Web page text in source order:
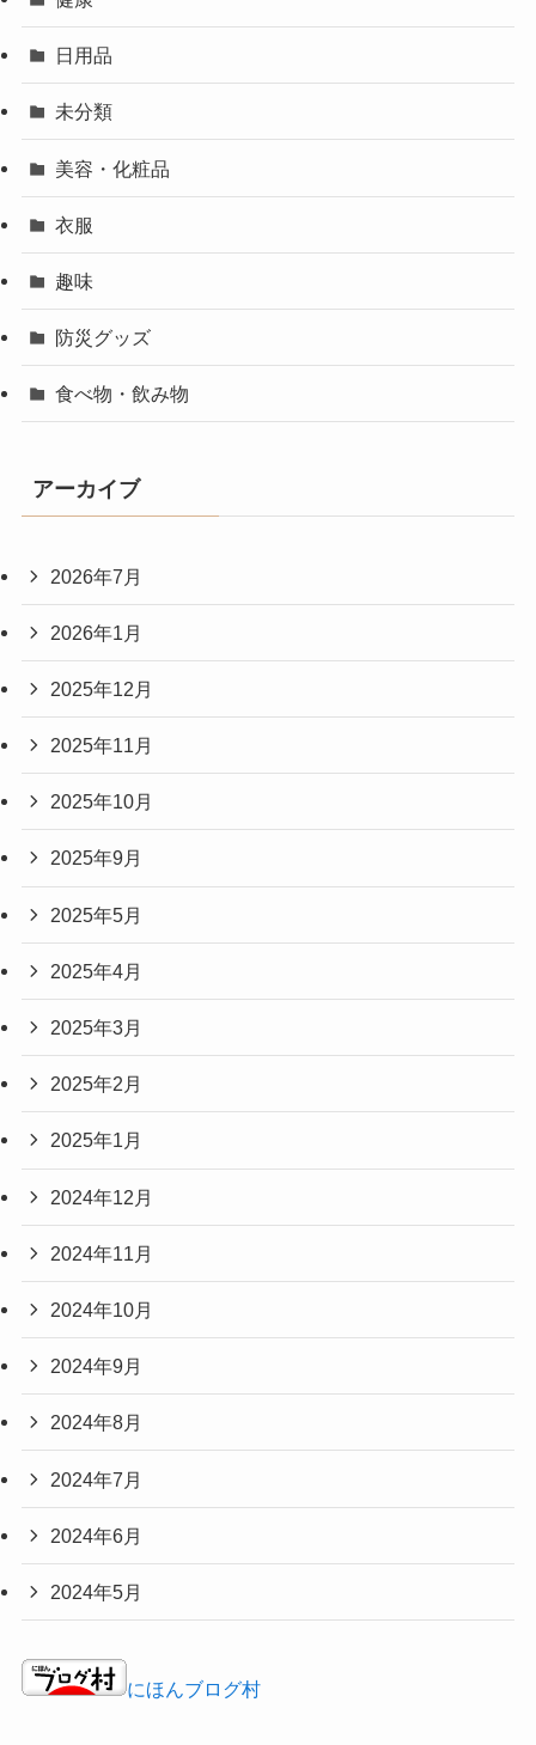
日用品
未分類
美容・化粧品
衣服
趣味
防災グッズ
食べ物・飲み物
アーカイブ
2026年7月
2026年1月
2025年12月
2025年11月
2025年10月
2025年9月
2025年5月
2025年4月
2025年3月
2025年2月
2025年1月
2024年12月
2024年11月
2024年10月
2024年9月
2024年8月
2024年7月
2024年6月
2024年5月
にほんブログ村